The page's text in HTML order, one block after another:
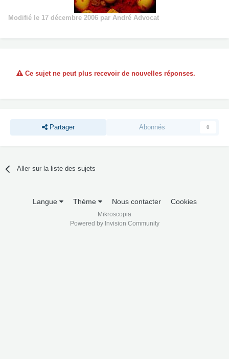
Modifié le 17 décembre 2006 par André Advocat
Ce sujet ne peut plus recevoir de nouvelles réponses.
Partager Abonnés 0
Aller sur la liste des sujets
Langue Thème Nous contacter Cookies
Mikroscopia
Powered by Invision Community